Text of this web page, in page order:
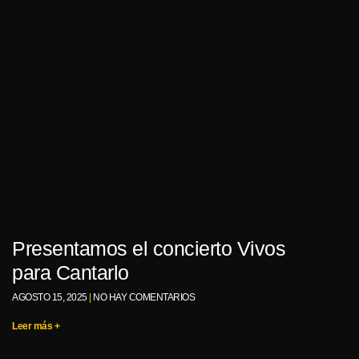
Presentamos el concierto Vivos
para Cantarlo
AGOSTO 15, 2025 NO HAY COMENTARIOS
Leer más +